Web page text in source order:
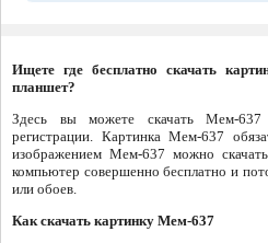
Ищете где бесплатно скачать
планшет?
Здесь вы можете скачать Мем-
регистрации. Картинка Мем-637
изображением Мем-637 можно
компьютер совершенно бесплатно и
или обоев.
Как скачать картинку Мем-637